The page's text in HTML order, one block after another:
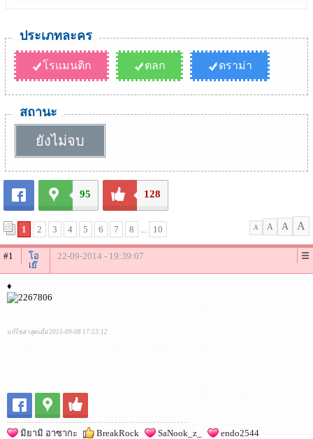
ประเภทละคร
โรแมนติก ตลก ดราม่า
สถานะ
ยังไม่จบ
95 128
1 2 3 4 5 6 7 8 ... 10 A A A A
#1
โอ
เย๊
22-09-2014 - 19:39:07
♦
แก้ไขล่าสุดเมื่อ 2015-09-08 17:53:12
มิยามิ อาซากะ BreakRock SaNook_z_
endo2544